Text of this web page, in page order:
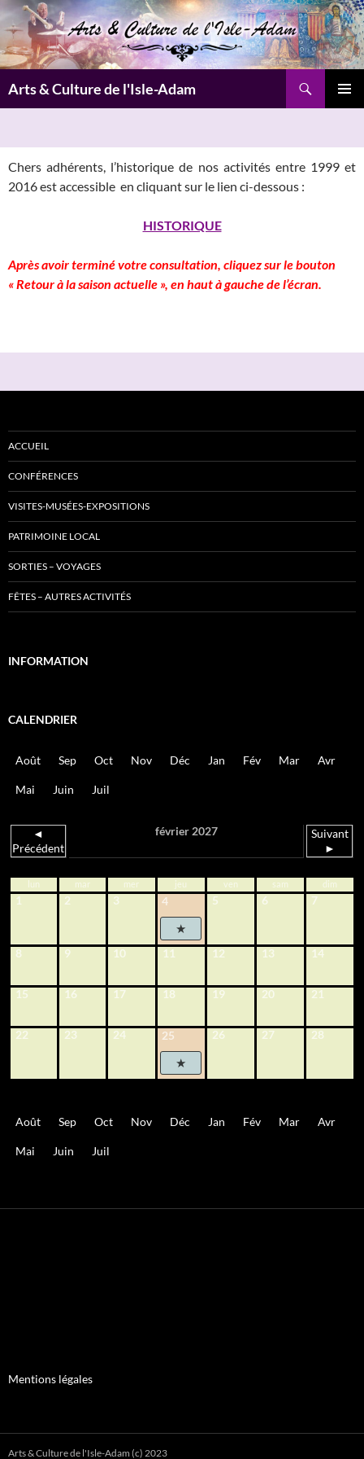
Aller
au
contenu
Arts & Culture de l'Isle-Adam
Chers adhérents, l’historique de nos activités entre 1999 et
2016 est accessible en cliquant sur le lien ci-dessous :
HISTORIQUE
Après avoir terminé votre consultation, cliquez sur le bouton
« Retour à la saison actuelle », en haut à gauche de l’écran.
ACCUEIL
CONFÉRENCES
VISITES-MUSÉES-EXPOSITIONS
PATRIMOINE LOCAL
SORTIES – VOYAGES
FÊTES – AUTRES ACTIVITÉS
INFORMATION
CALENDRIER
Août Sep Oct Nov Déc Jan Fév Mar Avr
Mai Juin Juil
◄
Précédent
février 2027
Suivant
►
lun mar mer jeu ven sam dim
1 2 3 4 5 6 7
8 9 10 11 12 13 14
15 16 17 18 19 20 21
22 23 24 25 26 27 28
Août Sep Oct Nov Déc Jan Fév Mar Avr
Mai Juin Juil
Mentions légales